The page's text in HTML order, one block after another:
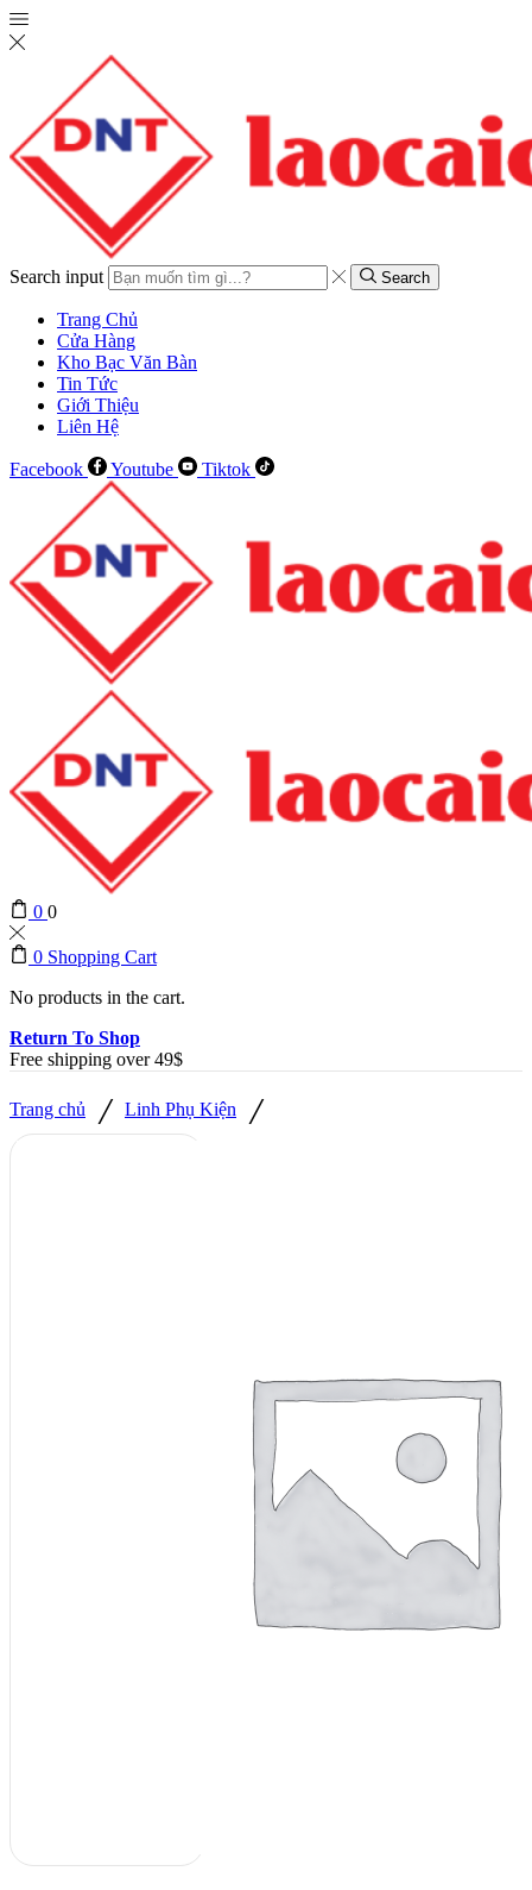
Search input Search
Trang Chủ
Cửa Hàng
Kho Bạc Văn Bàn
Tin Tức
Giới Thiệu
Liên Hệ
Facebook Youtube Tiktok
0 0
0 Shopping Cart
No products in the cart.
Return To Shop
Free shipping over 49$
Trang chủ / Linh Phụ Kiện /